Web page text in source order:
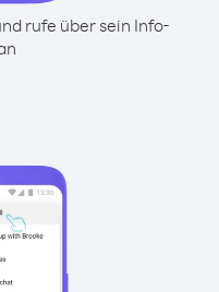
rufe über sein Info-